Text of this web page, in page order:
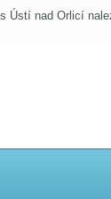
Ústí nad Orlicí